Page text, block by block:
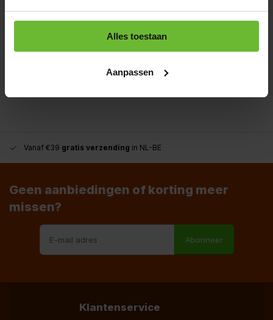
Alles toestaan
Aanpassen
info@dekruidenbaron.nl
Vanaf €39 gratis verzending in NL-BE
Geen aanbiedingen of korting meer
missen?
Abonneer
Klantenservice